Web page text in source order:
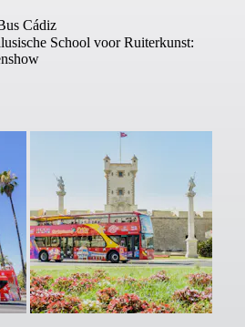
Cádiz
School voor Ruiterkunst: